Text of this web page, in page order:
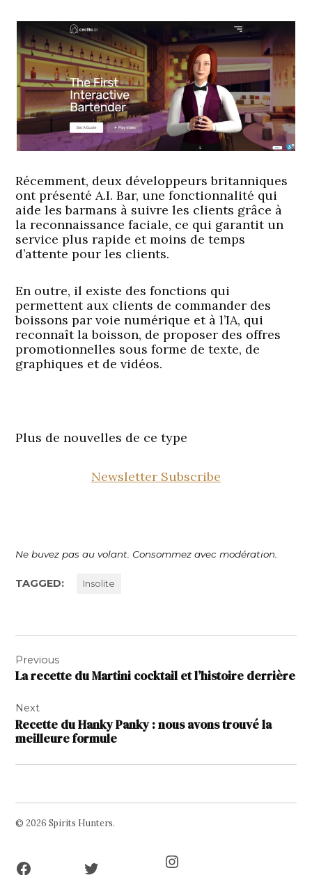
Récemment, deux développeurs britanniques
ont présenté A.I. Bar, une fonctionnalité qui
aide les barmans à suivre les clients grâce à
la reconnaissance faciale, ce qui garantit un
service plus rapide et moins de temps
d’attente pour les clients.
En outre, il existe des fonctions qui
permettent aux clients de commander des
boissons par voie numérique et à l’IA, qui
reconnaît la boisson, de proposer des offres
promotionnelles sous forme de texte, de
graphiques et de vidéos.
Plus de nouvelles de ce type
Newsletter Subscribe
Ne buvez pas au volant. Consommez avec modération.
TAGGED: Insolite
de
l’article
Previous
La recette du Martini cocktail et l’histoire derrière
Next
Recette du Hanky Panky : nous avons trouvé la
meilleure formule
© 2026 Spirits Hunters.